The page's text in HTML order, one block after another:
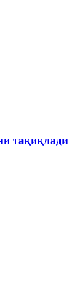
тақиқлади